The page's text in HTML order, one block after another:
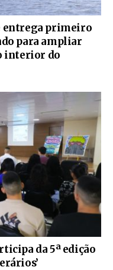
entrega primeiro
para ampliar
interior do
da 5ª edição